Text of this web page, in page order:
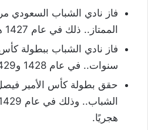
فاز نادي الشباب السعودي
الممتاز.. ذلك في عام 1427 هجريًا و1432 هجريًا.
سنوات.. في عام 1428 و1429 و1435 هجريًا.
هجريًا.